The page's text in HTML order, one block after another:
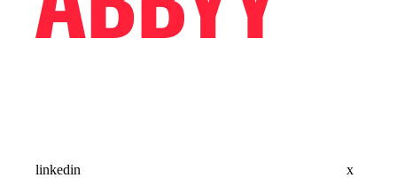
linkedin x